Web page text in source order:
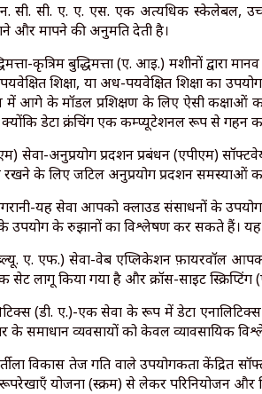
सी. ए. ए. एस. एक अत्यधिक स्केलेबल,
और मापने की अनुमति देती है।
कृत्रिम बुद्धिमत्ता (ए. आई.) मशीनों
शिक्षा, या अर्ध-पर्यवेक्षित शिक्षा
के मॉडल प्रशिक्षण के लिए ऐसी कक्षाओं
डेटा क्रंचिंग एक कम्प्यूटेशनल रूप से गहन
सेवा-अनुप्रयोग प्रदर्शन प्रबंधन (एपीएम)
के लिए जटिल अनुप्रयोग प्रदर्शन समस्याओं
यह सेवा आपको क्लाउड संसाधनों के
उपयोग के रुझानों का विश्लेषण कर सकते हैं।
ए. एफ.) सेवा-वेब एप्लिकेशन फ़ायरवॉल आपको
सेट लागू किया गया है और क्रॉस-साइट
(डी. ए.)-एक सेवा के रूप में डेटा एनालिटिक्स
के समाधान व्यवसायों को केवल व्यावसायिक
विकास तेज गति वाले उपयोगकर्ता केंद्रित
योजना (स्क्रम) से लेकर परिनियोजन